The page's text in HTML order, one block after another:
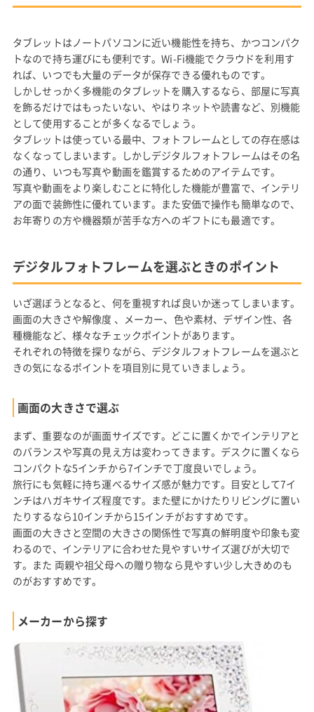
タブレットはノートパソコンに近い機能性を持ち、かつコンパク
トなので持ち運びにも便利です。Wi-Fi機能でクラウドを利用す
れば、いつでも大量のデータが保存できる優れものです。
しかしせっかく多機能のタブレットを購入するなら、部屋に写真
を飾るだけではもったいない、やはりネットや読書など、別機能
として使用することが多くなるでしょう。
タブレットは使っている最中、フォトフレームとしての存在感は
なくなってしまいます。しかしデジタルフォトフレームはその名
の通り、いつも写真や動画を鑑賞するためのアイテムです。
写真や動画をより楽しむことに特化した機能が豊富で、インテリ
アの面で装飾性に優れています。また安価で操作も簡単なので、
お年寄りの方や機器類が苦手な方へのギフトにも最適です。
デジタルフォトフレームを選ぶときのポイント
いざ選ぼうとなると、何を重視すれば良いか迷ってしまいます。
画面の大きさや解像度 、メーカー、色や素材、デザイン性、各
種機能など、様々なチェックポイントがあります。
それぞれの特徴を探りながら、デジタルフォトフレームを選ぶと
きの気になるポイントを項目別に見ていきましょう。
画面の大きさで選ぶ
まず、重要なのが画面サイズです。どこに置くかでインテリアと
のバランスや写真の見え方は変わってきます。デスクに置くなら
コンパクトな5インチから7インチで丁度良いでしょう。
旅行にも気軽に持ち運べるサイズ感が魅力です。目安として7イ
ンチはハガキサイズ程度です。また壁にかけたりリビングに置い
たりするなら10インチから15インチがおすすめです。
画面の大きさと空間の大きさの関係性で写真の鮮明度や印象も変
わるので、インテリアに合わせた見やすいサイズ選びが大切で
す。また 両親や祖父母への贈り物なら見やすい少し大きめのも
のがおすすめです。
メーカーから探す